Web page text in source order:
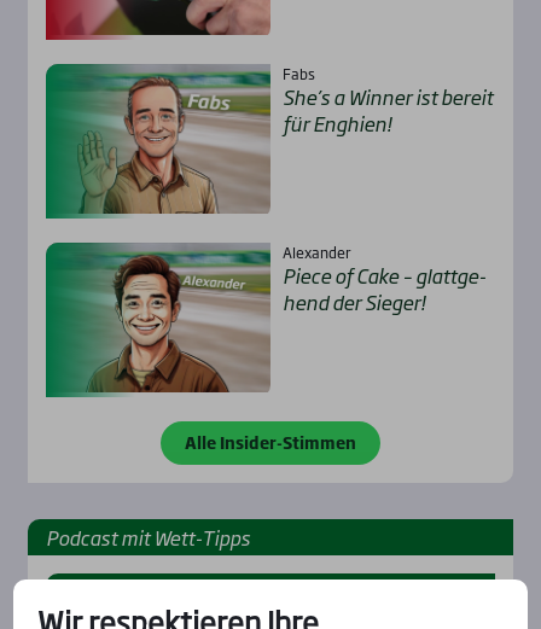
Fabs
She’s a Win­ner ist bereit
für Eng­hien!
Alexander
Pie­ce of Cake – glatt­ge­
hend der Sie­ger!
Alle Insider-Stimmen
Pod­cast mit Wett-Tipps